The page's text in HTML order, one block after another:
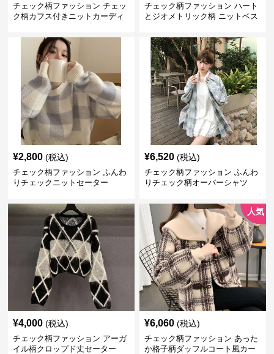
チェック柄ファッション チェッ
ク柄カフス付きニットカーディ
チェック柄ファッション ハート
とジオメトリック柄 ニットベス
¥2,800 (税込)
チェック柄ファッション ふんわ
りチェックニットセーター
¥6,520 (税込)
チェック柄ファッション ふんわ
りチェック柄オーバーシャツ
¥4,000 (税込)
チェック柄ファッション アーガ
イル柄クロップド丈セーター
人気
¥6,060 (税込)
チェック柄ファッション あった
か格子柄ダッフルコート風カー